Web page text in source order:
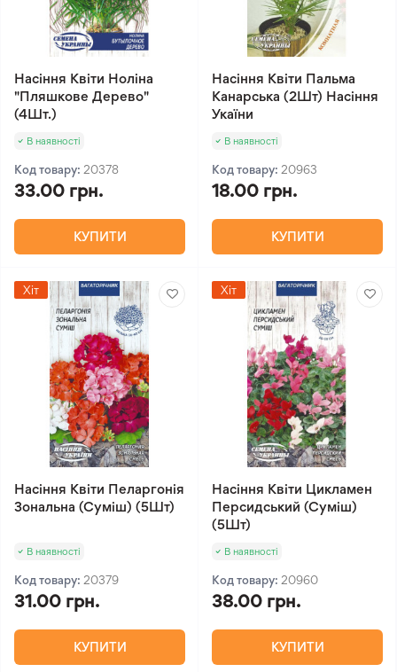
Насіння Квіти Ноліна
"Пляшкове Дерево"
(4Шт.)
В наявності
Код товару: 20378
33.00 грн.
КУПИТИ
Насіння Квіти Пальма
Канарська (2Шт) Насіння
Укаїни
В наявності
Код товару: 20963
18.00 грн.
КУПИТИ
Хіт
Насіння Квіти Пеларгонія
Зональна (Суміш) (5Шт)
В наявності
Код товару: 20379
31.00 грн.
КУПИТИ
Хіт
Насіння Квіти Цикламен
Персидський (Суміш)
(5Шт)
В наявності
Код товару: 20960
38.00 грн.
КУПИТИ